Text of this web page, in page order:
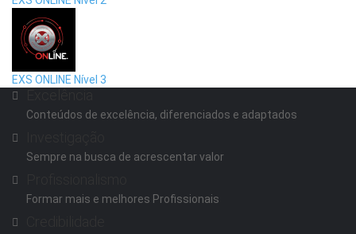
EXS ONLINE Nível 3
Conteúdos de excelência, diferenciados e adaptados
Sempre na busca de acrescentar valor
Formar mais e melhores Profissionais